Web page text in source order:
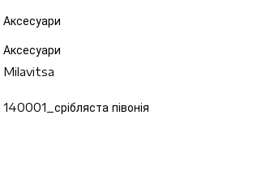
Аксесуари
Аксесуари
Milavitsa
140001_срібляста півонія